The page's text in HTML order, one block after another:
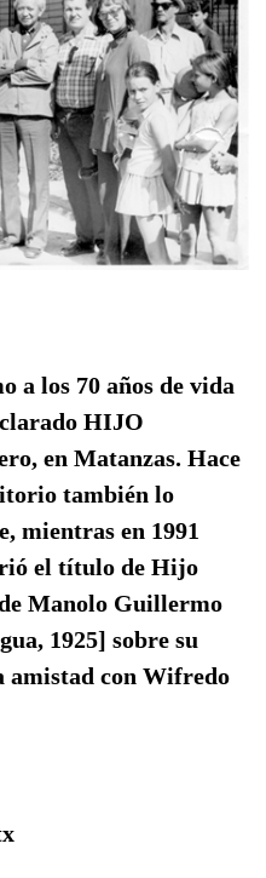
a los 70 años de vida
HIJO
en Matanzas. Hace
también lo
mientras en 1991
el título de Hijo
Manolo Guillermo
1925] sobre su
amistad con Wifredo